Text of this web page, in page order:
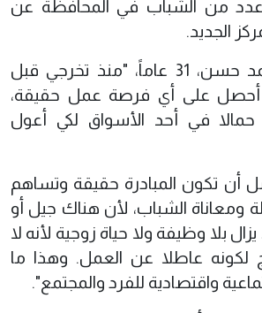
عدد من الشباب في المحافظة عن
الجديد.
فقال الشاب محمد حسن، 31 عاماً، "منذ تخرجي قبل
على أي فرصة عمل حقيقة،
في أحد الأسواق لكي أعول
تكون المبادرة حقيقة وتساهم
ومعاناة الشباب، لأن هناك جيل أو
بلا وظيفة ولا حياة زوجية لأنه لا
لكونه عاطلا عن العمل. وهذا ما
واقتصادية للفرد والمجتمع".